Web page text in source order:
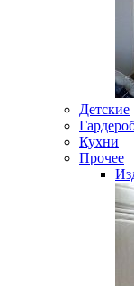
Детские
Кухни
Прочее